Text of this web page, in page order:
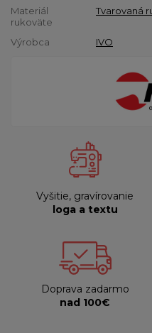
Materiál
rukoväte
Tvarovaná
Výrobca IVO
Vyšitie, gravírovanie
loga a textu
Doprava zadarmo
nad 100€